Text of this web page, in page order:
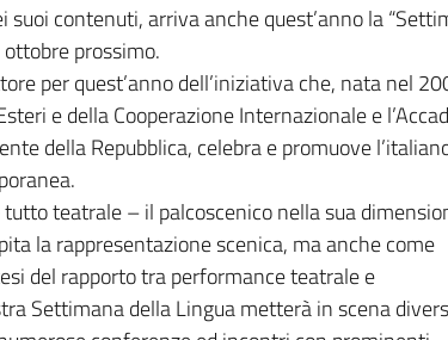
contenuti, arriva anche quest’anno la
prossimo.
per quest’anno dell’iniziativa che, nata nel
e della Cooperazione Internazionale e
della Repubblica, celebra e promuove
teatrale – il palcoscenico nella sua
la rappresentazione scenica, ma anche come
del rapporto tra performance teatrale e
Settimana della Lingua metterà in scena